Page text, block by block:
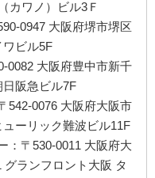
カワノ）ビル3Ｆ
0947 大阪府堺市堺区
ワビル5F
0082 大阪府豊中市新千
日阪急ビル7F
542-0076 大阪府大阪市
ーリック難波ビル11F
：〒530-0011 大阪府大
グランフロント大阪 タ